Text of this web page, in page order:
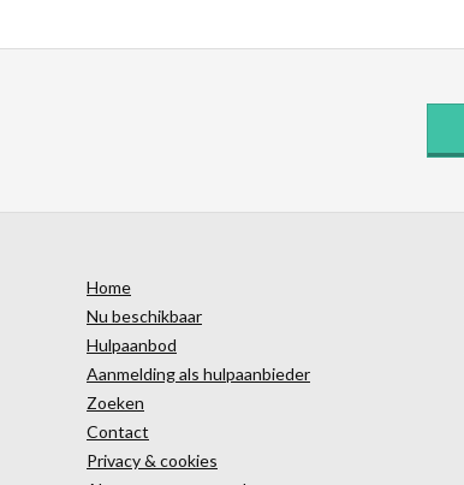
Home
Nu beschikbaar
Hulpaanbod
Aanmelding als hulpaanbieder
Zoeken
Contact
Privacy & cookies